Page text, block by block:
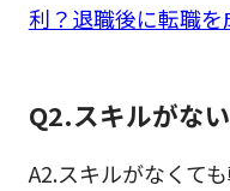
利？退職後に転職
Q2.スキルがな
A2.スキルがなくて